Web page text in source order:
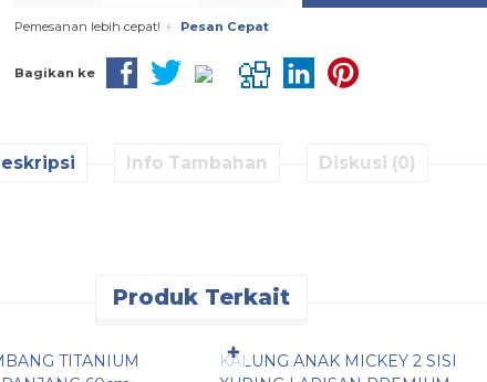
Pemesanan lebih cepat! Pesan Cepat
Bagikan ke
Info Tambahan Diskusi (0)
Produk Terkait
TITANIUM
KALUNG ANAK MICKEY 2 SISI
✚